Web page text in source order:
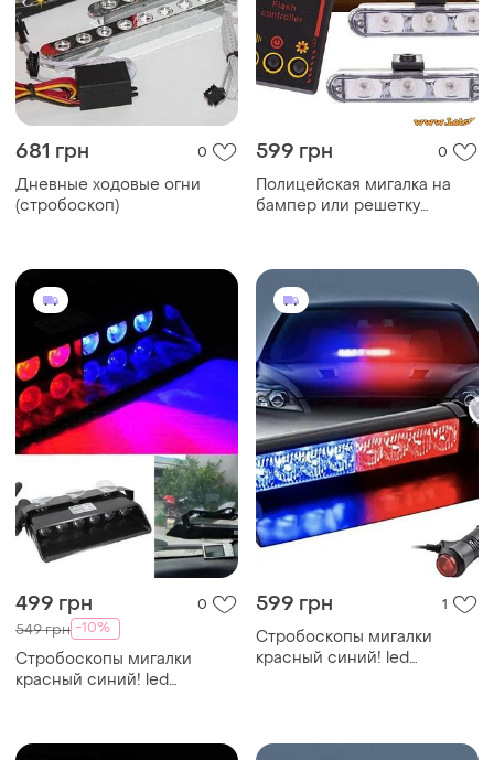
681 грн 0
Дневные ходовые огни
(стробоскоп)
599 грн 0
Полицейская мигалка на
бампер или решетку
стробоскоп
499 грн 0
549 грн -10%
Стробоскопы мигалки
красный синий! led
мигалки
599 грн 1
Стробоскопы мигалки
красный синий! led